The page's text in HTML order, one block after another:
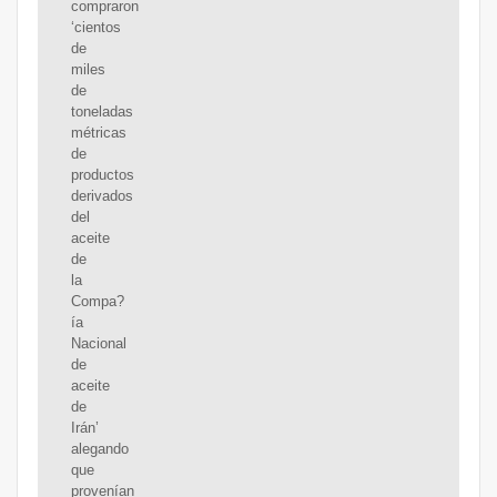
compraron
‘cientos
de
miles
de
toneladas
métricas
de
productos
derivados
del
aceite
de
la
Compa?
ía
Nacional
de
aceite
de
Irán’
alegando
que
provenían